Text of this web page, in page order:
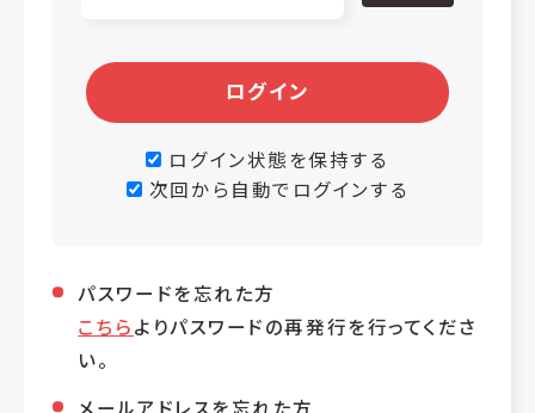
ログイン
ログイン状態を保持する
次回から自動でログインする
パスワードを忘れた方
こちらよりパスワードの再発行を行ってくださ
い。
メールアドレスを忘れた方